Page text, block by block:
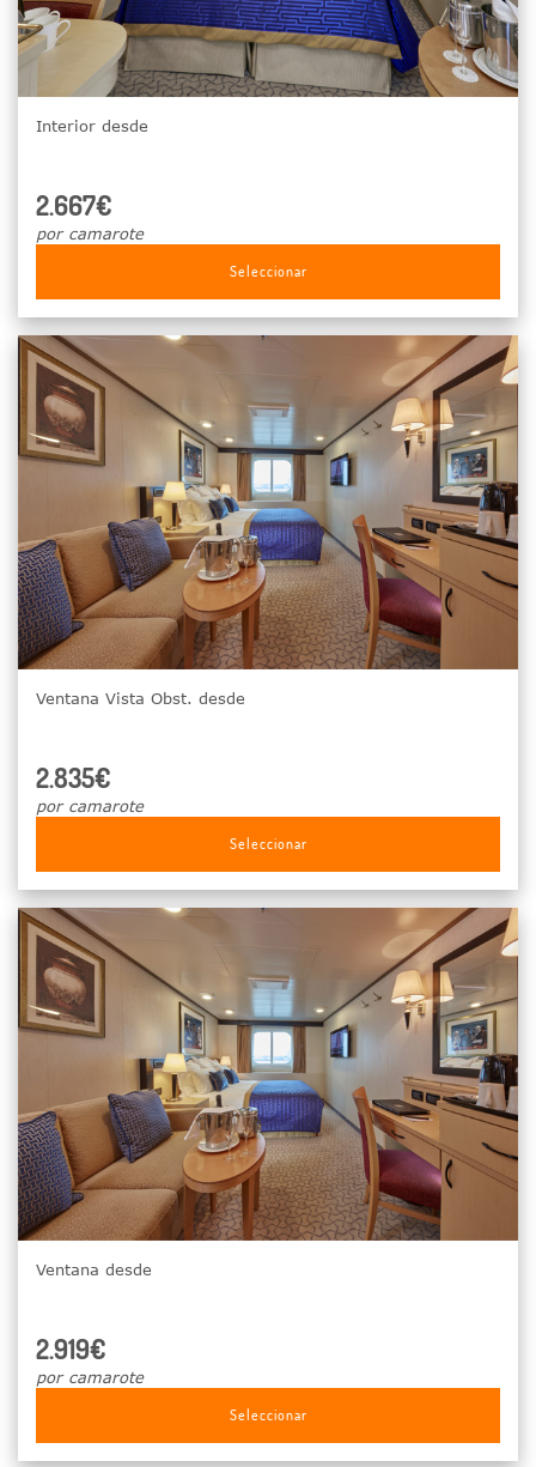
Interior desde
2.667€
por camarote
Seleccionar
Ventana Vista Obst. desde
2.835€
por camarote
Seleccionar
Ventana desde
2.919€
por camarote
Seleccionar